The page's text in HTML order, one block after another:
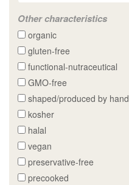
Other characteristics
organic
gluten-free
functional-nutraceutical
GMO-free
shaped/produced by hand
kosher
halal
vegan
preservative-free
precooked